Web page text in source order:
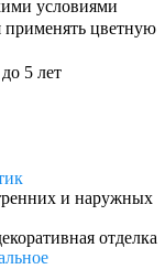
условиями
цветную
5 лет
и наружных
отделка